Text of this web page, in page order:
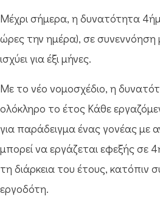
Μέχρι σήμερα, η δυνατότητα
ώρες την ημέρα), σε συνεννόηση
ισχύει για έξι μήνες.
Με το νέο νομοσχέδιο, η
ολόκληρο το έτος Κάθε
για παράδειγμα ένας γονέας με
μπορεί να εργάζεται εφεξής σε
τη διάρκεια του έτους, κατόπιν
εργοδότη.